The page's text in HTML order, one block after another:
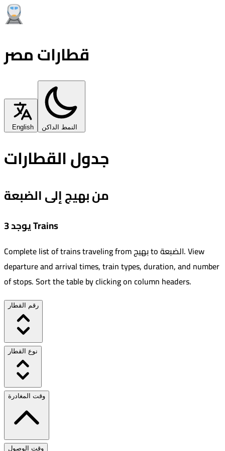
قطارات مصر
English النمط الداكن
جدول القطارات
من بهيج إلى الضبعة
يوجد 3 Trains
Complete list of trains traveling fromبهيجtoالضبعة.View
departure and arrival times, train types, duration, and number
of stops. Sort the table by clicking on column headers.
رقم القطار
نوع القطار
وقت المغادرة
وقت الوصول